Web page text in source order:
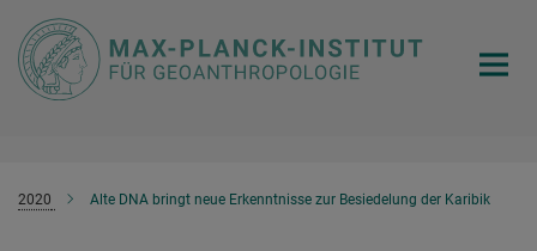
Hauptinhalt
2020 Alte DNA bringt neue Erkenntnisse zur Besiedelung der Karibik